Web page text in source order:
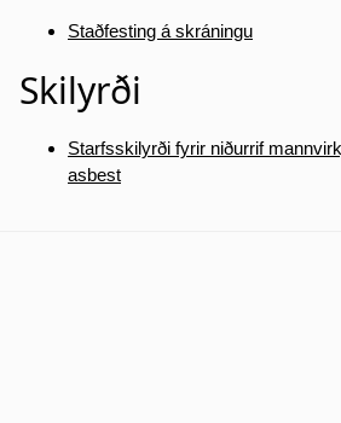
Staðfesting á skráningu
Skilyrði
Starfsskilyrði fyrir niðurrif
asbest